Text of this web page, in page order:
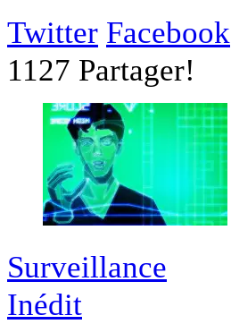
Twitter Facebook
1127 Partager!
Surveillance
Inédit